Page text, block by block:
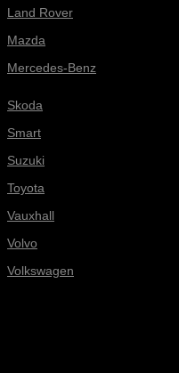
Land Rover
Mazda
Mercedes-Benz
Skoda
Smart
Suzuki
Toyota
Vauxhall
Volvo
Volkswagen